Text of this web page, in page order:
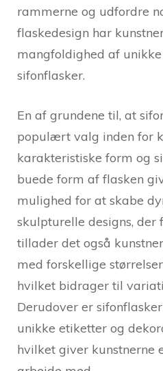
rammerne og udfordre
flaskedesign har
mangfoldighed af
sifonflasker.
En af grundene til, at
populært valg inden for
karakteristiske form og
buede form af flasken
mulighed for at skabe
skulpturelle designs, der
tillader det også
med forskellige
hvilket bidrager til
Derudover er
unikke etiketter og
hvilket giver kunstnerne